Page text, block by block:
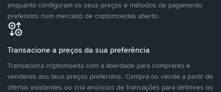
enquanto configuram os seus preços e métodos de pagamento
preferidos num mercado de criptomoedas aberto.
Transacione a preços da sua preferência
Transaciona criptomoeda com a liberdade para comprares e
venderes aos teus preços preferidos. Compra ou vende a partir de
ofertas existentes ou cria anúncios de transações para definires os